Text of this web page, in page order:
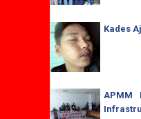
Kades
APMM